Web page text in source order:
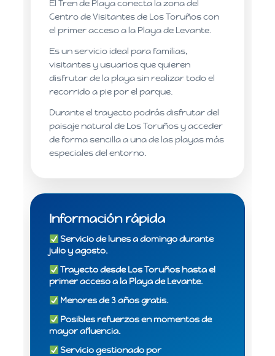
El Tren de Playa conecta la zona del
Centro de Visitantes de Los Toruños con
el primer acceso a la Playa de Levante.
Es un servicio ideal para familias,
visitantes y usuarios que quieren
disfrutar de la playa sin realizar todo el
recorrido a pie por el parque.
Durante el trayecto podrás disfrutar del
paisaje natural de Los Toruños y acceder
de forma sencilla a una de las playas más
especiales del entorno.
Información rápida
Servicio de lunes a domingo durante
julio y agosto.
Trayecto desde Los Toruños hasta el
primer acceso a la Playa de Levante.
Menores de 3 años gratis.
Posibles refuerzos en momentos de
mayor afluencia.
Servicio gestionado por